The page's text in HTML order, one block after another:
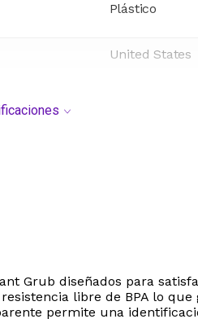
Plástico
United States
Grub diseñados para
libre de BPA lo
permite una